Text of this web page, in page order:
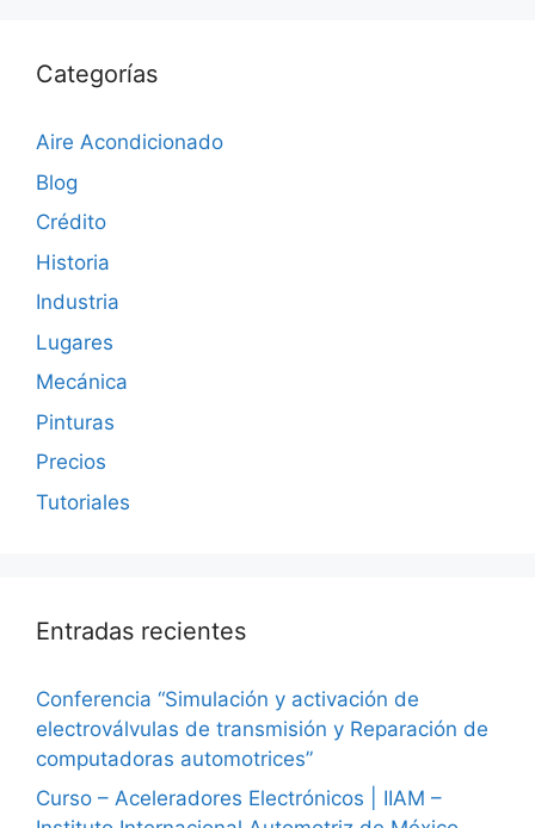
Categorías
Aire Acondicionado
Blog
Crédito
Historia
Industria
Lugares
Mecánica
Pinturas
Precios
Tutoriales
Entradas recientes
Conferencia “Simulación y activación de
electroválvulas de transmisión y Reparación de
computadoras automotrices”
Curso – Aceleradores Electrónicos | IIAM –